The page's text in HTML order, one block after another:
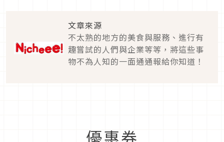
文章來源
不太熟的地方的美食與服務、進行有
趣嘗試的人們與企業等等，將這些事
物不為人知的一面通通報給你知道！
優惠券